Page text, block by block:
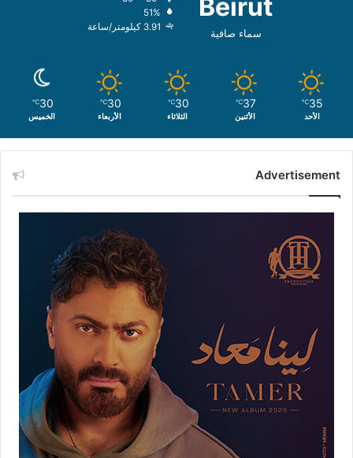
Beirut
سماء صافية
51%
3.91 كيلومتر/ساعة
35
℃
الأحد
37
℃
الأثنين
30
℃
الثلاثاء
30
℃
الأربعاء
30
℃
الخميس
Advertisement